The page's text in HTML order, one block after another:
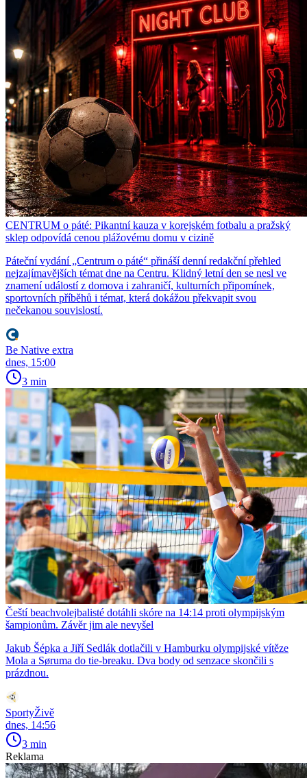
CENTRUM o páté: Pikantní kauza v korejském fotbalu a pražský
sklep odpovídá cenou plážovému domu v cizině
Páteční vydání „Centrum o páté“ přináší denní redakční přehled
nejzajímavějších témat dne na Centru. Klidný letní den se nesl ve
znamení událostí z domova i zahraničí, kulturních připomínek,
sportovních příběhů i témat, která dokážou překvapit svou
nečekanou souvislostí.
Be Native extra
dnes, 15:00
3 min
Čeští beachvolejbalisté dotáhli skóre na 14:14 proti olympijským
šampionům. Závěr jim ale nevyšel
Jakub Šépka a Jiří Sedlák dotlačili v Hamburku olympijské vítěze
Mola a Søruma do tie-breaku. Dva body od senzace skončili s
prázdnou.
SportyŽivě
dnes, 14:56
3 min
Reklama